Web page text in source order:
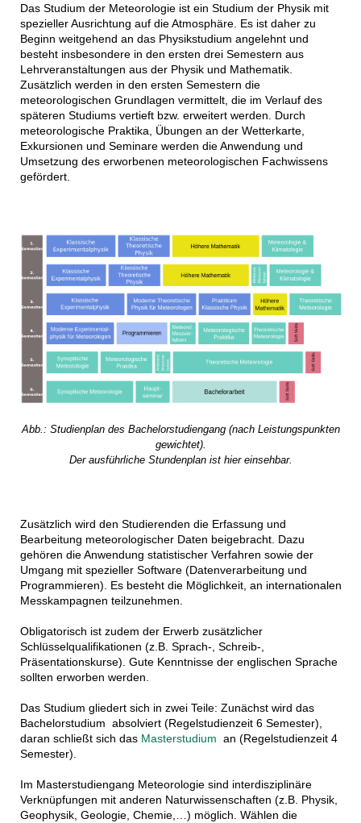
Das Studium der Meteorologie ist ein Studium der Physik mit
spezieller Ausrichtung auf die Atmosphäre. Es ist daher zu
Beginn weitgehend an das Physikstudium angelehnt und
besteht insbesondere in den ersten drei Semestern aus
Lehrveranstaltungen aus der Physik und Mathematik.
Zusätzlich werden in den ersten Semestern die
meteorologischen Grundlagen vermittelt, die im Verlauf des
späteren Studiums vertieft bzw. erweitert werden. Durch
meteorologische Praktika, Übungen an der Wetterkarte,
Exkursionen und Seminare werden die Anwendung und
Umsetzung des erworbenen meteorologischen Fachwissens
gefördert.
Abb.: Studienplan des Bachelorstudiengang (nach Leistungspunkten
gewichtet).
Der ausführliche Stundenplan ist hier einsehbar.
Zusätzlich wird den Studierenden die Erfassung und
Bearbeitung meteorologischer Daten beigebracht. Dazu
gehören die Anwendung statistischer Verfahren sowie der
Umgang mit spezieller Software (Datenverarbeitung und
Programmieren). Es besteht die Möglichkeit, an internationalen
Messkampagnen teilzunehmen.
Obligatorisch ist zudem der Erwerb zusätzlicher
Schlüsselqualifikationen (z.B. Sprach-, Schreib-,
Präsentationskurse). Gute Kenntnisse der englischen Sprache
sollten erworben werden.
Das Studium gliedert sich in zwei Teile: Zunächst wird das
Bachelorstudium absolviert (Regelstudienzeit 6 Semester),
daran schließt sich das Masterstudium an (Regelstudienzeit 4
Semester).
Im Masterstudiengang Meteorologie sind interdisziplinäre
Verknüpfungen mit anderen Naturwissenschaften (z.B. Physik,
Geophysik, Geologie, Chemie,…) möglich. Wählen die